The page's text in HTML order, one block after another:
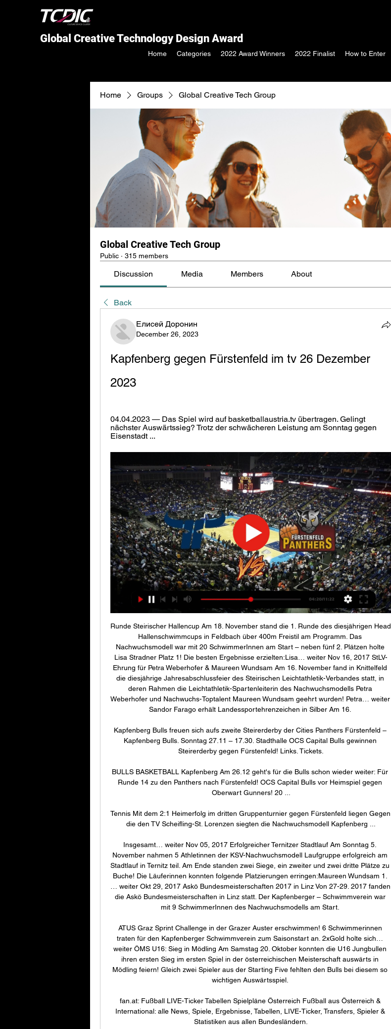
Global Creative Technology Design Award
Home Categories 2022 Award Winners 2022 Finalist How to Enter
Home Groups Global Creative Tech Group
Global Creative Tech Group
Public · 315 members
Discussion Media Members About
Back
Елисей Доронин
December 26, 2023
Kapfenberg gegen Fürstenfeld im tv 26 Dezember
2023
04.04.2023 — Das Spiel wird auf basketballaustria.tv übertragen. Gelingt
nächster Auswärtssieg? Trotz der schwächeren Leistung am Sonntag gegen
Eisenstadt ...
Runde Steirischer Hallencup Am 18. November stand die 1. Runde des diesjährigen Head
Hallenschwimmcups in Feldbach über 400m Freistil am Programm. Das
Nachwuchsmodell war mit 20 SchwimmerInnen am Start – neben fünf 2. Plätzen holte
Lisa Stradner Platz 1! Die besten Ergebnisse erzielten:Lisa… weiter Nov 16, 2017 StLV-
Ehrung für Petra Weberhofer & Maureen Wundsam Am 16. November fand in Knittelfeld
die diesjährige Jahresabschlussfeier des Steirischen Leichtathletik-Verbandes statt, in
deren Rahmen die Leichtathletik-Spartenleiterin des Nachwuchsmodells Petra
Weberhofer und Nachwuchs-Toptalent Maureen Wundsam geehrt wurden! Petra… weiter
Sandor Farago erhält Landessportehrenzeichen in Silber Am 16.
Kapfenberg Bulls freuen sich aufs zweite Steirerderby der Cities Panthers Fürstenfeld –
Kapfenberg Bulls. Sonntag 27.11 – 17.30. Stadthalle OCS Capital Bulls gewinnen
Steirerderby gegen Fürstenfeld! Links. Tickets.
BULLS BASKETBALL Kapfenberg Am 26.12 geht's für die Bulls schon wieder weiter: Für
Runde 14 zu den Panthers nach Fürstenfeld! OCS Capital Bulls vor Heimspiel gegen
Oberwart Gunners! 20 ...
Tennis Mit dem 2:1 Heimerfolg im dritten Gruppenturnier gegen Fürstenfeld liegen Gegen
die den TV Scheifling-St. Lorenzen siegten die Nachwuchsmodell Kapfenberg ...
Insgesamt… weiter Nov 05, 2017 Erfolgreicher Ternitzer Stadtlauf Am Sonntag 5.
November nahmen 5 Athletinnen der KSV-Nachwuchsmodell Laufgruppe erfolgreich am
Stadtlauf in Ternitz teil. Am Ende standen zwei Siege, ein zweiter und zwei dritte Plätze zu
Buche! Die Läuferinnen konnten folgende Platzierungen erringen:Maureen Wundsam 1.
… weiter Okt 29, 2017 Askö Bundesmeisterschaften 2017 in Linz Von 27-29. 2017 fanden
die Askö Bundesmeisterschaften in Linz statt. Der Kapfenberger – Schwimmverein war
mit 9 SchwimmerInnen des Nachwuchsmodells am Start.
ATUS Graz Sprint Challenge in der Grazer Auster erschwimmen! 6 Schwimmerinnen
traten für den Kapfenberger Schwimmverein zum Saisonstart an. 2xGold holte sich…
weiter ÖMS U16: Sieg in Mödling Am Samstag 20. Oktober konnten die U16 Jungbullen
ihren ersten Sieg im ersten Spiel in der österreichischen Meisterschaft auswärts in
Mödling feiern! Gleich zwei Spieler aus der Starting Five fehlten den Bulls bei diesem so
wichtigen Auswärtsspiel.
fan.at: Fußball LIVE-Ticker Tabellen Spielpläne Österreich Fußball aus Österreich &
International: alle News, Spiele, Ergebnisse, Tabellen, LIVE-Ticker, Transfers, Spieler &
Statistiken aus allen Bundesländern.